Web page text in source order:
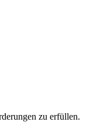
zu erfüllen.